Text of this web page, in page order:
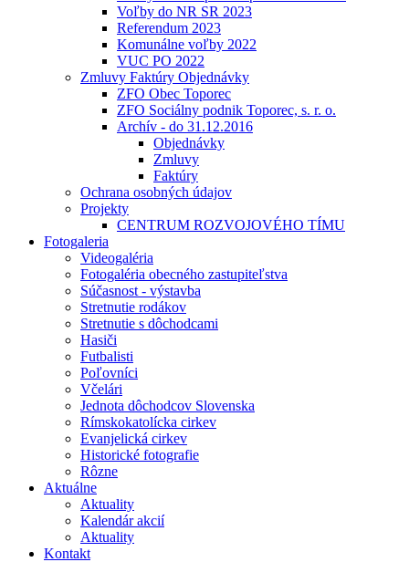
Voľby do NR SR 2023
Referendum 2023
Komunálne voľby 2022
VUC PO 2022
Zmluvy Faktúry Objednávky
ZFO Obec Toporec
ZFO Sociálny podnik Toporec, s. r. o.
Archív - do 31.12.2016
Objednávky
Zmluvy
Faktúry
Ochrana osobných údajov
Projekty
CENTRUM ROZVOJOVÉHO TÍMU
Fotogaleria
Videogaléria
Fotogaléria obecného zastupiteľstva
Súčasnost - výstavba
Stretnutie rodákov
Stretnutie s dôchodcami
Hasiči
Futbalisti
Poľovníci
Včelári
Jednota dôchodcov Slovenska
Rímskokatolícka cirkev
Evanjelická cirkev
Historické fotografie
Rôzne
Aktuálne
Aktuality
Kalendár akcií
Aktuality
Kontakt